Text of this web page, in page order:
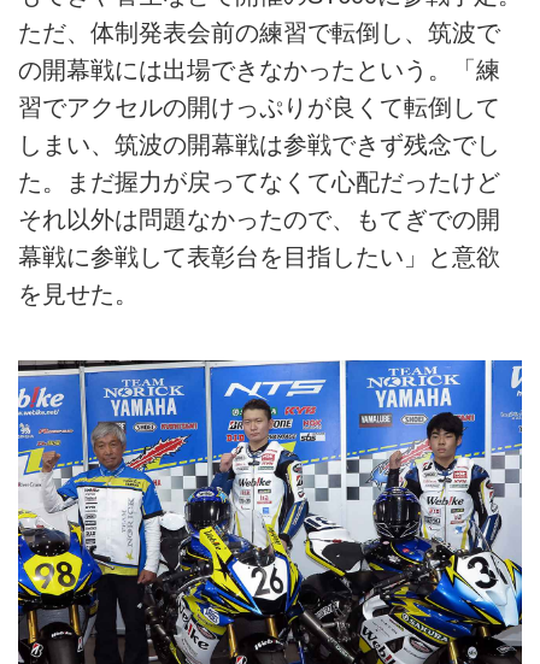
ただ、体制発表会前の練習で転倒し、筑波で
の開幕戦には出場できなかったという。「練
習でアクセルの開けっぷりが良くて転倒して
しまい、筑波の開幕戦は参戦できず残念でし
た。まだ握力が戻ってなくて心配だったけど
それ以外は問題なかったので、もてぎでの開
幕戦に参戦して表彰台を目指したい」と意欲
を見せた。